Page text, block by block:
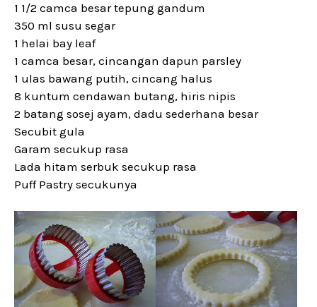
1 1/2 camca besar tepung gandum
350 ml susu segar
1 helai bay leaf
1 camca besar, cincangan dapun parsley
1 ulas bawang putih, cincang halus
8 kuntum cendawan butang, hiris nipis
2 batang sosej ayam, dadu sederhana besar
Secubit gula
Garam secukup rasa
Lada hitam serbuk secukup rasa
Puff Pastry secukunya